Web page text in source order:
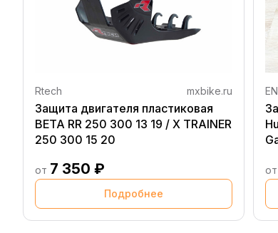
Rtech mxbike.ru
Защита двигателя пластиковая
BETA RR 250 300 13 19 / X TRAINER
250 300 15 20
от 7 350 ₽
Подробнее
от